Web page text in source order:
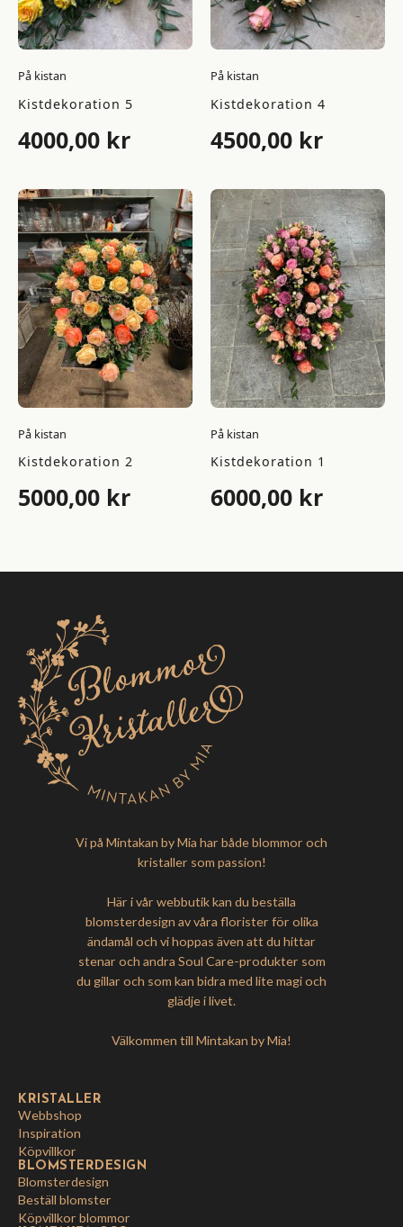
På kistan
Kistdekoration 5
4000,00 kr
På kistan
Kistdekoration 4
4500,00 kr
På kistan
Kistdekoration 2
5000,00 kr
På kistan
Kistdekoration 1
6000,00 kr
Vi på Mintakan by Mia har både blommor och
kristaller som passion!
Här i vår webbutik kan du beställa
blomsterdesign av våra florister för olika
ändamål och vi hoppas även att du hittar
stenar och andra Soul Care-produkter som
du gillar och som kan bidra med lite magi och
glädje i livet.
Välkommen till Mintakan by Mia!
KRISTALLER
Webbshop
Inspiration
Köpvillkor
BLOMSTERDESIGN
Blomsterdesign
Beställ blomster
Köpvillkor blommor